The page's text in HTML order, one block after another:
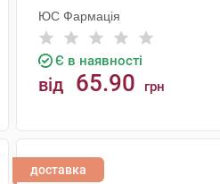
ЮС Фармація
Є в наявності
від 65.90 грн
доставка